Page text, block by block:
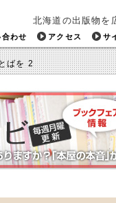
北海道の出版物を
合わせ アクセス サ
ばを 2